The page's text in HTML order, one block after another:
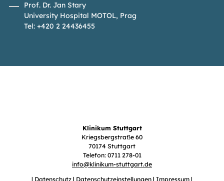
Prof. Dr. Jan Stary
University Hospital MOTOL, Prag
Tel: +420 2 24436455
Klinikum Stuttgart
Kriegsbergstraße 60
70174 Stuttgart
Telefon: 0711 278-01
info@klinikum-stuttgart.de
Datenschutz
Datenschutzeinstellungen Impressum